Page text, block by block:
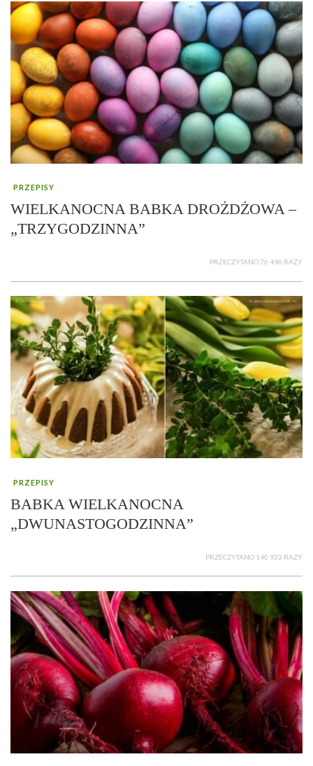
PRZEPISY
WIELKANOCNA BABKA DROŻDŻOWA –
„TRZYGODZINNA”
PRZECZYTANO 76 496 RAZY
PRZEPISY
BABKA WIELKANOCNA
„DWUNASTOGODZINNA”
PRZECZYTANO 140 933 RAZY